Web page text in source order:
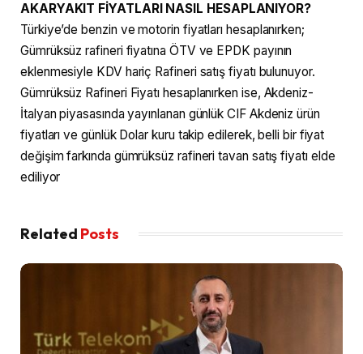
AKARYAKIT FİYATLARI NASIL HESAPLANIYOR?
Türkiye’de benzin ve motorin fiyatları hesaplanırken;
Gümrüksüz rafineri fiyatına ÖTV ve EPDK payının
eklenmesiyle KDV hariç Rafineri satış fiyatı bulunuyor.
Gümrüksüz Rafineri Fiyatı hesaplanırken ise, Akdeniz-
İtalyan piyasasında yayınlanan günlük CIF Akdeniz ürün
fiyatları ve günlük Dolar kuru takip edilerek, belli bir fiyat
değişim farkında gümrüksüz rafineri tavan satış fiyatı elde
ediliyor
Related Posts